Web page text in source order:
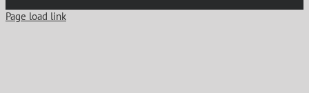
Page load link